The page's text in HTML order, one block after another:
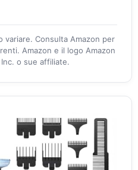
variare. Consulta Amazon per
Amazon e il logo Amazon
o sue affiliate.